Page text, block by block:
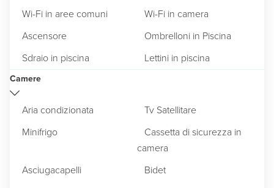
Wi-Fi in aree comuni
Wi-Fi in camera
Ascensore
Ombrelloni in Piscina
Sdraio in piscina
Lettini in piscina
Camere
Aria condizionata
Tv Satellitare
Minifrigo
Cassetta di sicurezza in
camera
Asciugacapelli
Bidet